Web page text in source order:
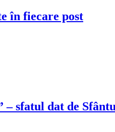
în fiecare post
– sfatul dat de